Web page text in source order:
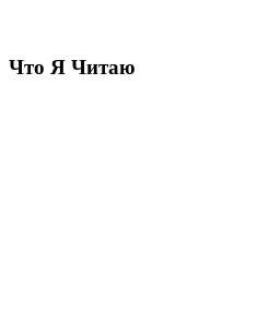
Что Я Читаю